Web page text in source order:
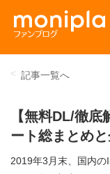
記事一覧へ
【無料DL/徹
ート総まとめ
2019年3月末、国内